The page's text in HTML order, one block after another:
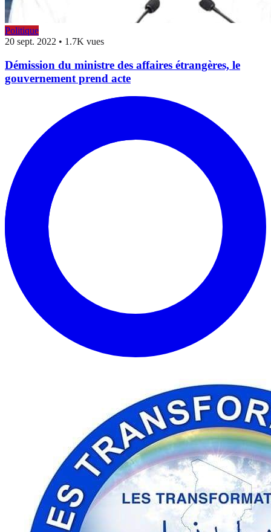
Politique
20 sept. 2022 • 1.7K vues
Démission du ministre des affaires étrangères, le
gouvernement prend acte